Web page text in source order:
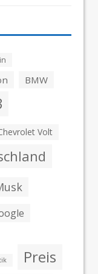
BMW
Volt
Preis